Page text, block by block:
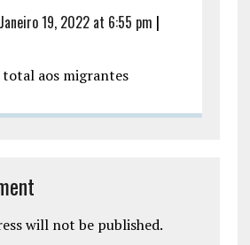
Janeiro 19, 2022 at 6:55 pm |
total aos migrantes
will not be published.